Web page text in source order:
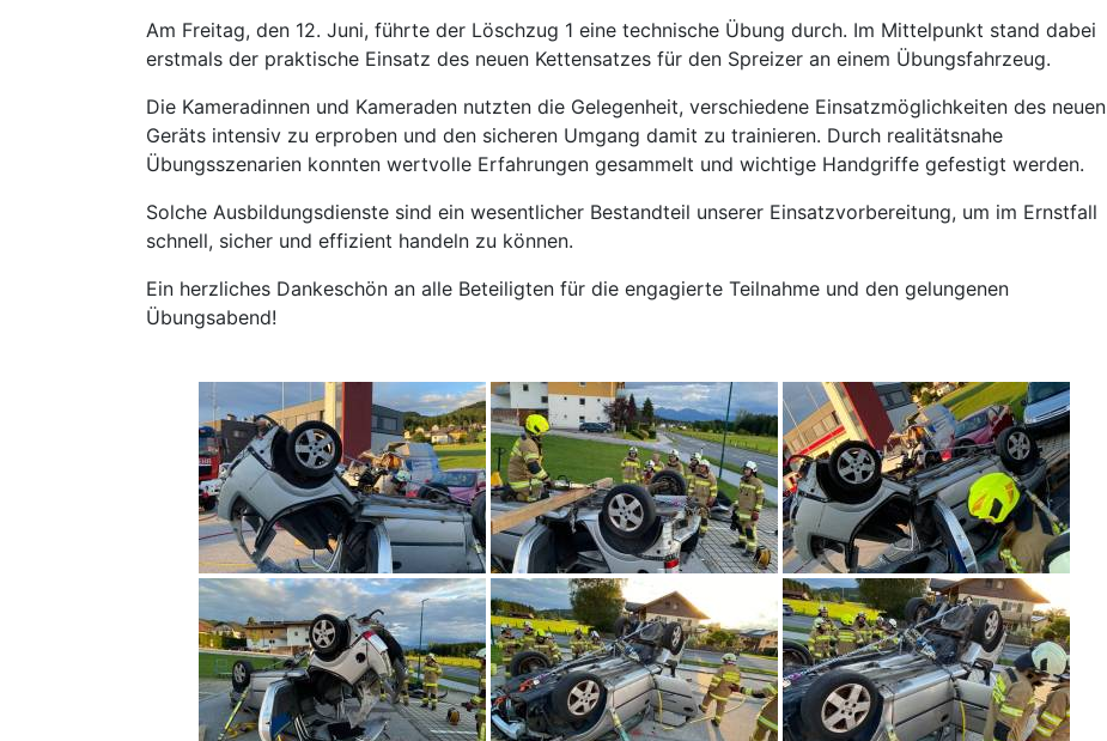
Am Freitag, den 12. Juni, führte der Löschzug 1 eine technische Übung durch. Im Mittelpunkt stand dabei
erstmals der praktische Einsatz des neuen Kettensatzes für den Spreizer an einem Übungsfahrzeug.
Die Kameradinnen und Kameraden nutzten die Gelegenheit, verschiedene Einsatzmöglichkeiten des neuen
Geräts intensiv zu erproben und den sicheren Umgang damit zu trainieren. Durch realitätsnahe
Übungsszenarien konnten wertvolle Erfahrungen gesammelt und wichtige Handgriffe gefestigt werden.
Solche Ausbildungsdienste sind ein wesentlicher Bestandteil unserer Einsatzvorbereitung, um im Ernstfall
schnell, sicher und effizient handeln zu können.
Ein herzliches Dankeschön an alle Beteiligten für die engagierte Teilnahme und den gelungenen
Übungsabend!